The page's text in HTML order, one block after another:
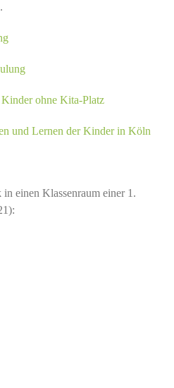
ohne Kita-Platz
und Lernen der Kinder in Köln
einen Klassenraum einer 1.